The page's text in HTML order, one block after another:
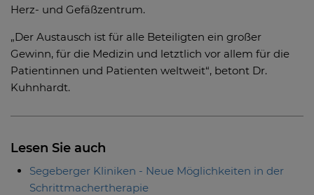
Herz- und Gefäßzentrum.
„Der Austausch ist für alle Beteiligten ein großer
Gewinn, für die Medizin und letztlich vor allem für die
Patientinnen und Patienten weltweit“, betont Dr.
Kuhnhardt.
Lesen Sie auch
Segeberger Kliniken - Neue Möglichkeiten in der
Schrittmachertherapie